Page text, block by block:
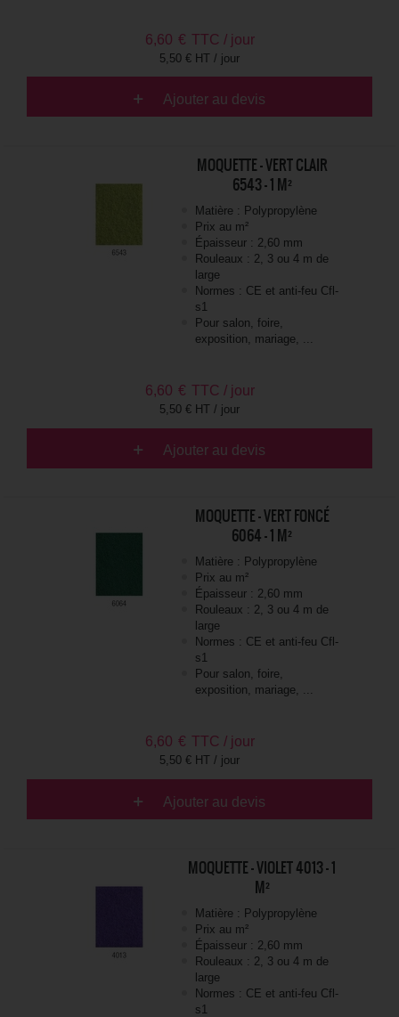
6,60 € TTC / jour
5,50 € HT / jour
Ajouter au devis
MOQUETTE - VERT CLAIR
6543 - 1 M²
Matière : Polypropylène
Prix au m²
Épaisseur : 2,60 mm
Rouleaux : 2, 3 ou 4 m de
large
Normes : CE et anti-feu Cfl-
s1
Pour salon, foire,
exposition, mariage, ...
6,60 € TTC / jour
5,50 € HT / jour
Ajouter au devis
MOQUETTE - VERT FONCÉ
6064 - 1 M²
Matière : Polypropylène
Prix au m²
Épaisseur : 2,60 mm
Rouleaux : 2, 3 ou 4 m de
large
Normes : CE et anti-feu Cfl-
s1
Pour salon, foire,
exposition, mariage, ...
6,60 € TTC / jour
5,50 € HT / jour
Ajouter au devis
MOQUETTE - VIOLET 4013 - 1
M²
Matière : Polypropylène
Prix au m²
Épaisseur : 2,60 mm
Rouleaux : 2, 3 ou 4 m de
large
Normes : CE et anti-feu Cfl-
s1